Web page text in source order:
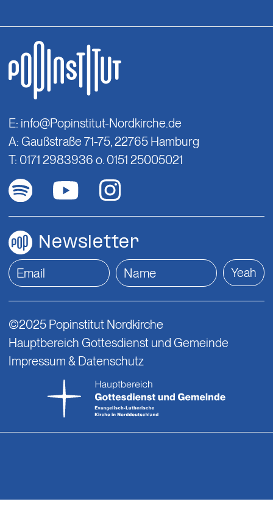
E: info@Popinstitut-Nordkirche.de
A: Gaußstraße 71-75, 22765 Hamburg
T: 0171 2983936 o. 0151 25005021
Newsletter
Yeah
©2025 Popinstitut Nordkirche
Hauptbereich Gottesdienst und Gemeinde
Impressum & Datenschutz